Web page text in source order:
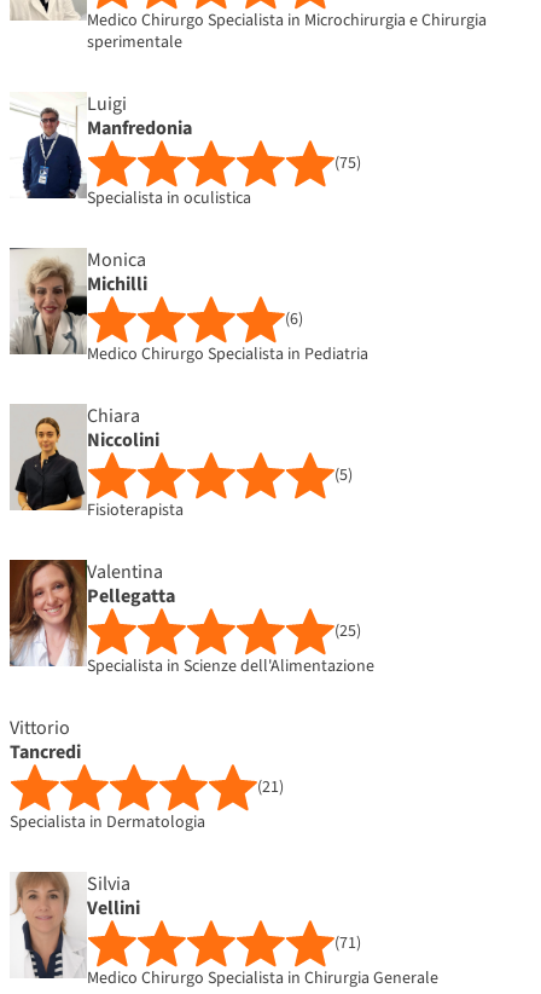
Medico Chirurgo Specialista in Microchirurgia e Chirurgia
sperimentale
Luigi
Manfredonia
(75)
Specialista in oculistica
Monica
Michilli
(6)
Medico Chirurgo Specialista in Pediatria
Chiara
Niccolini
(5)
Fisioterapista
Valentina
Pellegatta
(25)
Specialista in Scienze dell'Alimentazione
Vittorio
Tancredi
(21)
Specialista in Dermatologia
Silvia
Vellini
(71)
Medico Chirurgo Specialista in Chirurgia Generale